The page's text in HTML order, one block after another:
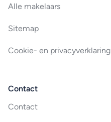
Alle makelaars
Sitemap
Cookie- en privacyverklaring
Contact
Contact